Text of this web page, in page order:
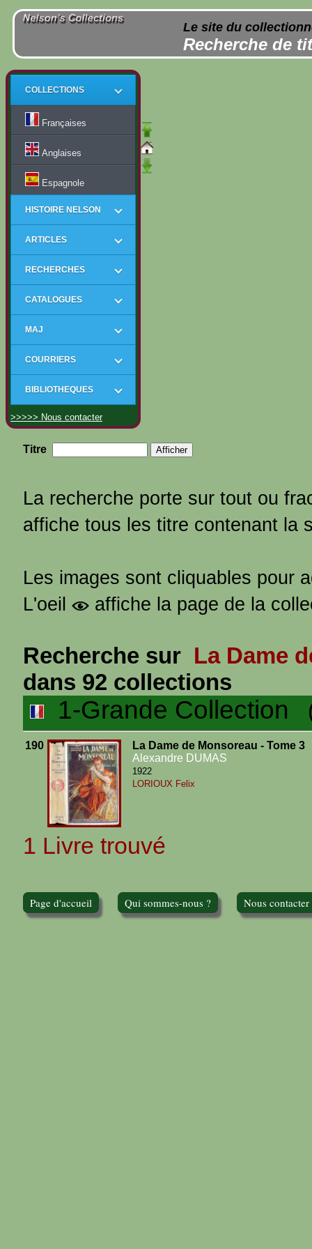
Le site du
Recherche de
COLLECTIONS
Françaises
Anglaises
Espagnole
HISTOIRE NELSON
ARTICLES
RECHERCHES
CATALOGUES
MAJ
COURRIERS
BIBLIOTHEQUES
>>>>> Nous contacter
Titre
La recherche porte sur tout ou
affiche tous les titre contenant la
Les images sont cliquables pour
L'oeil
affiche la page de la
Recherche sur La Dame
dans 92 collections
1-Grande Collection
190
La Dame de Monsoreau - Tome 3
Alexandre DUMAS
1922
LORIOUX Felix
1 Livre trouvé
Page d'accueil Qui sommes-nous ? Nous contacter